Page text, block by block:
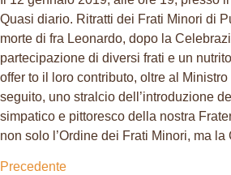
Quasi diario. Ritratti dei Frati Minori di
morte di fra Leonardo, dopo la
partecipazione di diversi frati e un
offer to il loro contributo, oltre al
seguito, uno stralcio dell’introduzione
simpatico e pittoresco della nostra
non solo l’Ordine dei Frati Minori, ma la
Precedente